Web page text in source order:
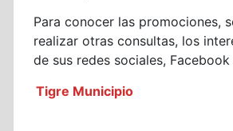
Para conocer las promociones,
realizar otras consultas, los
de sus redes sociales,
Tigre Municipio